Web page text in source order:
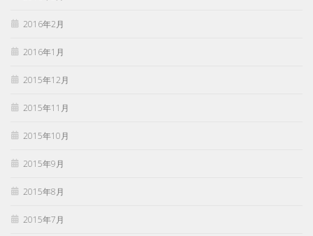
2016年2月
2016年1月
2015年12月
2015年11月
2015年10月
2015年9月
2015年8月
2015年7月